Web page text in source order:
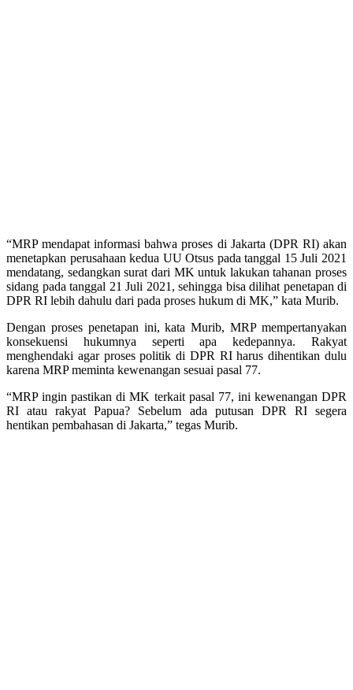
“MRP mendapat informasi bahwa proses di Jakarta (DPR RI) akan
menetapkan perusahaan kedua UU Otsus pada tanggal 15 Juli 2021
mendatang, sedangkan surat dari MK untuk lakukan tahanan proses
sidang pada tanggal 21 Juli 2021, sehingga bisa dilihat penetapan di
DPR RI lebih dahulu dari pada proses hukum di MK,” kata Murib.
Dengan proses penetapan ini, kata Murib, MRP mempertanyakan
konsekuensi hukumnya seperti apa kedepannya. Rakyat
menghendaki agar proses politik di DPR RI harus dihentikan dulu
karena MRP meminta kewenangan sesuai pasal 77.
“MRP ingin pastikan di MK terkait pasal 77, ini kewenangan DPR
RI atau rakyat Papua? Sebelum ada putusan DPR RI segera
hentikan pembahasan di Jakarta,” tegas Murib.